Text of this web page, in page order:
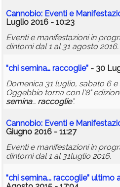
Cannobio: Eventi e
Luglio 2016 - 10:23
Eventi e manifestazioni in
dintorni dal 1 al 31 agosto 2016.
“chi semina… raccoglie” - 30
Domenica 31 luglio, sabato 6
Oggebbio torna con l'8°
semina… raccoglie”.
Cannobio: Eventi e
Giugno 2016 - 11:27
Eventi e manifestazioni in
dintorni dal 1 al 31luglio 2016.
“chi semina... raccoglie” ultimo